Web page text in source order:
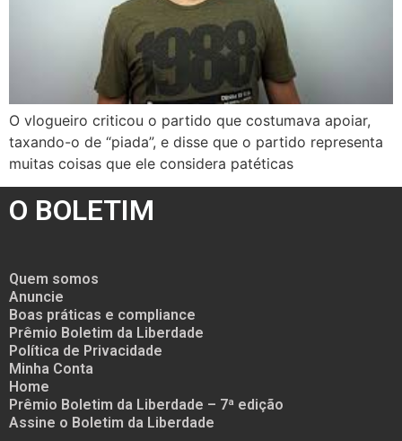
O vlogueiro criticou o partido que costumava apoiar,
taxando-o de “piada”, e disse que o partido representa
muitas coisas que ele considera patéticas
O BOLETIM
Quem somos
Anuncie
Boas práticas e compliance
Prêmio Boletim da Liberdade
Política de Privacidade
Minha Conta
Home
Prêmio Boletim da Liberdade – 7ª edição
Assine o Boletim da Liberdade